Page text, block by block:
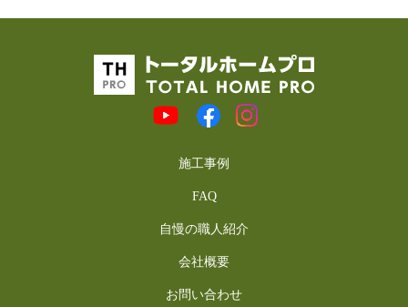
施工事例
FAQ
自慢の職人紹介
会社概要
お問い合わせ